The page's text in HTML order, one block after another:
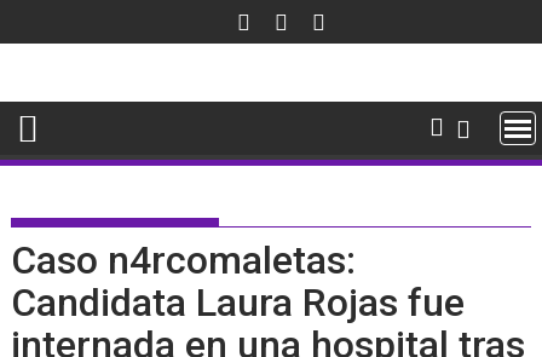
al
Caso n4rcomaletas:
Candidata Laura Rojas fue
internada en una hospital tras